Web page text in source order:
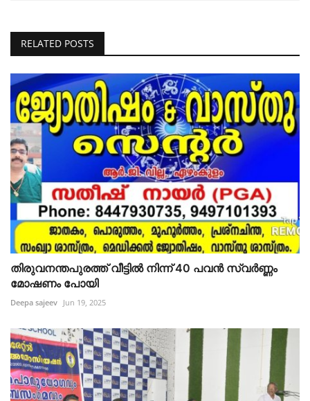
RELATED POSTS
തിരുവനന്തപുരത്ത് വീട്ടിൽ നിന്ന് 40 പവൻ സ്വർണ്ണം
മോഷണം പോയി
Deepa sajeev Jun 19, 2025